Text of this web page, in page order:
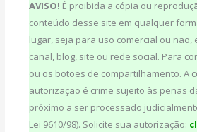
AVISO! É proibida a cópia ou
conteúdo desse site em qualquer
lugar, seja para uso comercial ou não,
canal, blog, site ou rede social. Para
ou os botões de compartilhamento. A
autorização é crime sujeito às penas
próximo a ser processado
Lei 9610/98). Solicite sua autorização: